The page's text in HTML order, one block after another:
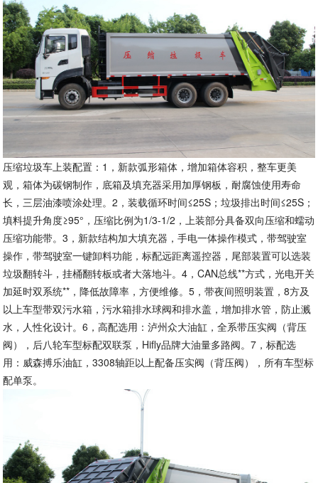
压缩垃圾车上装配置：1，新款弧形箱体，增加箱体容积，整车更美
观，箱体为碳钢制作，底箱及填充器采用加厚钢板，耐腐蚀使用寿命
长，三层油漆喷涂处理。2，装载循环时间≤25S；垃圾排出时间≤25S；
填料提升角度≥95°，压缩比例为1/3-1/2，上装部分具备双向压缩和蠕动
压缩功能带。3，新款结构加大填充器，手电一体操作模式，带驾驶室
操作，带驾驶室一键卸料功能，标配远距离遥控器，尾部装置可以选装
垃圾翻转斗，挂桶翻转板或者大落地斗。4，CAN总线**方式，光电开关
加延时双系统**，降低故障率，方便维修。5，带夜间照明装置，8方及
以上车型带双污水箱，污水箱排水球阀和排水盖，增加排水管，防止溅
水，人性化设计。6，高配选用：泸州众大油缸，全系带压实阀（背压
阀），后八轮车型标配双联泵，Hifly品牌大油量多路阀。7，标配选
用：威森搏乐油缸，3308轴距以上配备压实阀（背压阀），所有车型标
配单泵。